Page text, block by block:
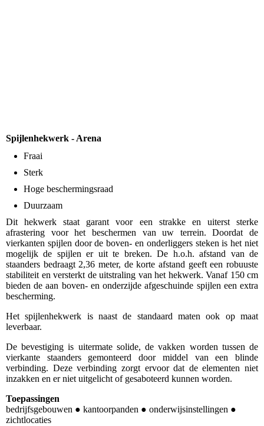
Spijlenhekwerk - Arena
Fraai
Sterk
Hoge beschermingsraad
Duurzaam
Dit hekwerk staat garant voor een strakke en uiterst sterke
afrastering voor het beschermen van uw terrein. Doordat de
vierkanten spijlen door de boven- en onderliggers steken is het niet
mogelijk de spijlen er uit te breken. De h.o.h. afstand van de
staanders bedraagt 2,36 meter, de korte afstand geeft een robuuste
stabiliteit en versterkt de uitstraling van het hekwerk. Vanaf 150 cm
bieden de aan boven- en onderzijde afgeschuinde spijlen een extra
bescherming.
Het spijlenhekwerk is naast de standaard maten ook op maat
leverbaar.
De bevestiging is uitermate solide, de vakken worden tussen de
vierkante staanders gemonteerd door middel van een blinde
verbinding. Deze verbinding zorgt ervoor dat de elementen niet
inzakken en er niet uitgelicht of gesaboteerd kunnen worden.
Toepassingen
bedrijfsgebouwen ● kantoorpanden ● onderwijsinstellingen ●
zichtlocaties